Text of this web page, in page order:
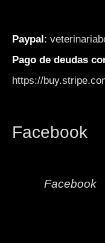
Paypal:
Pago de deudas
https://
Facebook
Facebook